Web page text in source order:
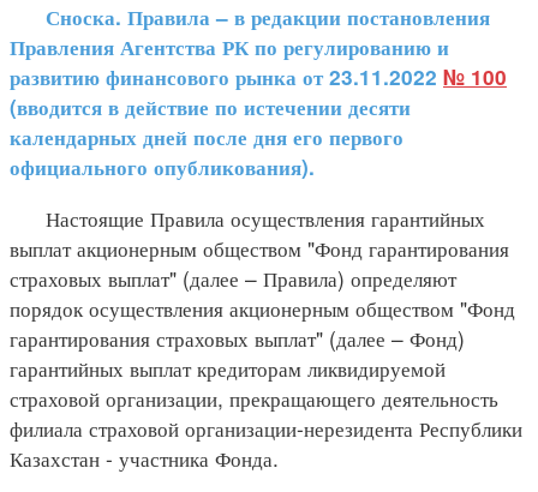
Сноска. Правила – в редакции постановления
Правления Агентства РК по регулированию и
развитию финансового рынка от 23.11.2022 № 100
(вводится в действие по истечении десяти
календарных дней после дня его первого
официального опубликования).
Настоящие Правила осуществления гарантийных
выплат акционерным обществом "Фонд гарантирования
страховых выплат" (далее – Правила) определяют
порядок осуществления акционерным обществом "Фонд
гарантирования страховых выплат" (далее – Фонд)
гарантийных выплат кредиторам ликвидируемой
страховой организации, прекращающего деятельность
филиала страховой организации-нерезидента Республики
Казахстан - участника Фонда.